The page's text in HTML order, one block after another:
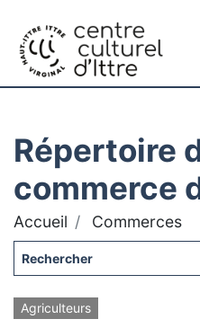
Répertoire
commerce
Accueil Commerces
Agriculteurs